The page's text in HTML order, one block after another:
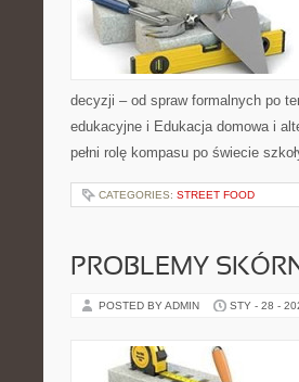
decyzji – od spraw formalnych po
edukacyjne i Edukacja domowa i
pełni rolę kompasu po świecie
CATEGORIES: STREET FOOD
PROBLEMY
POSTED BY ADMIN STY - 28 -